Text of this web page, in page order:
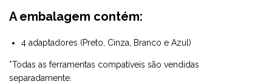
A embalagem contém:
4 adaptadores (Preto, Cinza, Branco e Azul)
*Todas as ferramentas compatíveis são vendidas
separadamente.